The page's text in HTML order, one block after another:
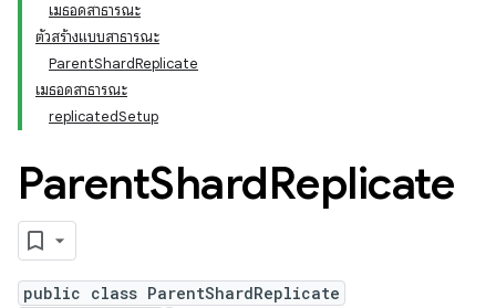
เมธอดสาธารณะ
ตัวสร้างแบบสาธารณะ
ParentShardReplicate
เมธอดสาธารณะ
replicatedSetup
ParentShardReplicate
public class ParentShardReplicate